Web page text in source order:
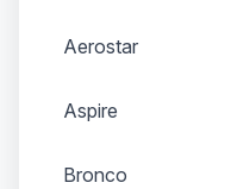
Aerostar
Aspire
Bronco